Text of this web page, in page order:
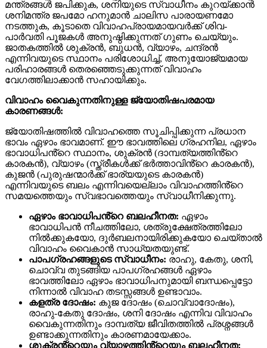
മന്ത്രങ്ങൾ ജപിക്കുക, ശനിയുടെ സ്വാധീനം കുറയ്ക്കാൻ
ശനിമന്ത്ര ജപമോ ഹനുമാൻ ചാലിസ പാരായണമോ
നടത്തുക, കൂടാതെ വിവാഹപ്രായമായവർക്ക് ശിവ-
പാർവതി പൂജകൾ അനുഷ്ഠിക്കുന്നത് ഗുണം ചെയ്യും.
ജാതകത്തിൽ ശുക്രൻ, ബുധൻ, വ്യാഴം, ചന്ദ്രൻ
എന്നിവയുടെ സ്ഥാനം പരിശോധിച്ച്, അനുയോജ്യമായ
പരിഹാരങ്ങൾ തെരഞ്ഞെടുക്കുന്നത് വിവാഹം
വേഗത്തിലാക്കാൻ സഹായിക്കും.
വിവാഹം വൈകുന്നതിനുള്ള ജ്യോതിഷപരമായ
കാരണങ്ങൾ:
ജ്യോതിഷത്തിൽ വിവാഹത്തെ സൂചിപ്പിക്കുന്ന പ്രധാന
ഭാവം ഏഴാം ഭാവമാണ്. ഈ ഭാവത്തിലെ ഗ്രഹനില, ഏഴാം
ഭാവാധിപൻ്റെ സ്ഥാനം, ശുക്രൻ (ദാമ്പത്യത്തിൻ്റെ
കാരകൻ), വ്യാഴം (സ്ത്രീകൾക്ക് ഭർത്താവിൻ്റെ കാരകൻ),
കുജൻ (പുരുഷന്മാർക്ക് ഭാര്യയുടെ കാരകൻ)
എന്നിവയുടെ ബലം എന്നിവയെല്ലാം വിവാഹത്തിൻ്റെ
സമയത്തെയും സ്വഭാവത്തെയും സ്വാധീനിക്കുന്നു.
ഏഴാം ഭാവാധിപൻ്റെ ബലഹീനത: ഏഴാം
ഭാവാധിപൻ നീചത്തിലോ, ശത്രുക്ഷേത്രത്തിലോ
നിൽക്കുകയോ, ദുർബലനായിരിക്കുകയോ ചെയ്താൽ
വിവാഹം വൈകാൻ സാധ്യതയുണ്ട്.
പാപഗ്രഹങ്ങളുടെ സ്വാധീനം: രാഹു, കേതു, ശനി,
ചൊവ്വ തുടങ്ങിയ പാപഗ്രഹങ്ങൾ ഏഴാം
ഭാവത്തിലോ ഏഴാം ഭാവാധിപനുമായി ബന്ധപ്പെട്ടോ
നിന്നാൽ വിവാഹ തടസ്സങ്ങൾ ഉണ്ടാവാം.
കളത്ര ദോഷം: കുജ ദോഷം (ചൊവ്വാദോഷം),
രാഹു-കേതു ദോഷം, ശനി ദോഷം എന്നിവ വിവാഹം
വൈകുന്നതിനും ദാമ്പത്യ ജീവിതത്തിൽ പ്രശ്നങ്ങൾ
ഉണ്ടാക്കുന്നതിനും കാരണമായേക്കാം.
ശുക്രൻ്റെയും വ്യാഴത്തിൻ്റെയും ബലഹീനത: